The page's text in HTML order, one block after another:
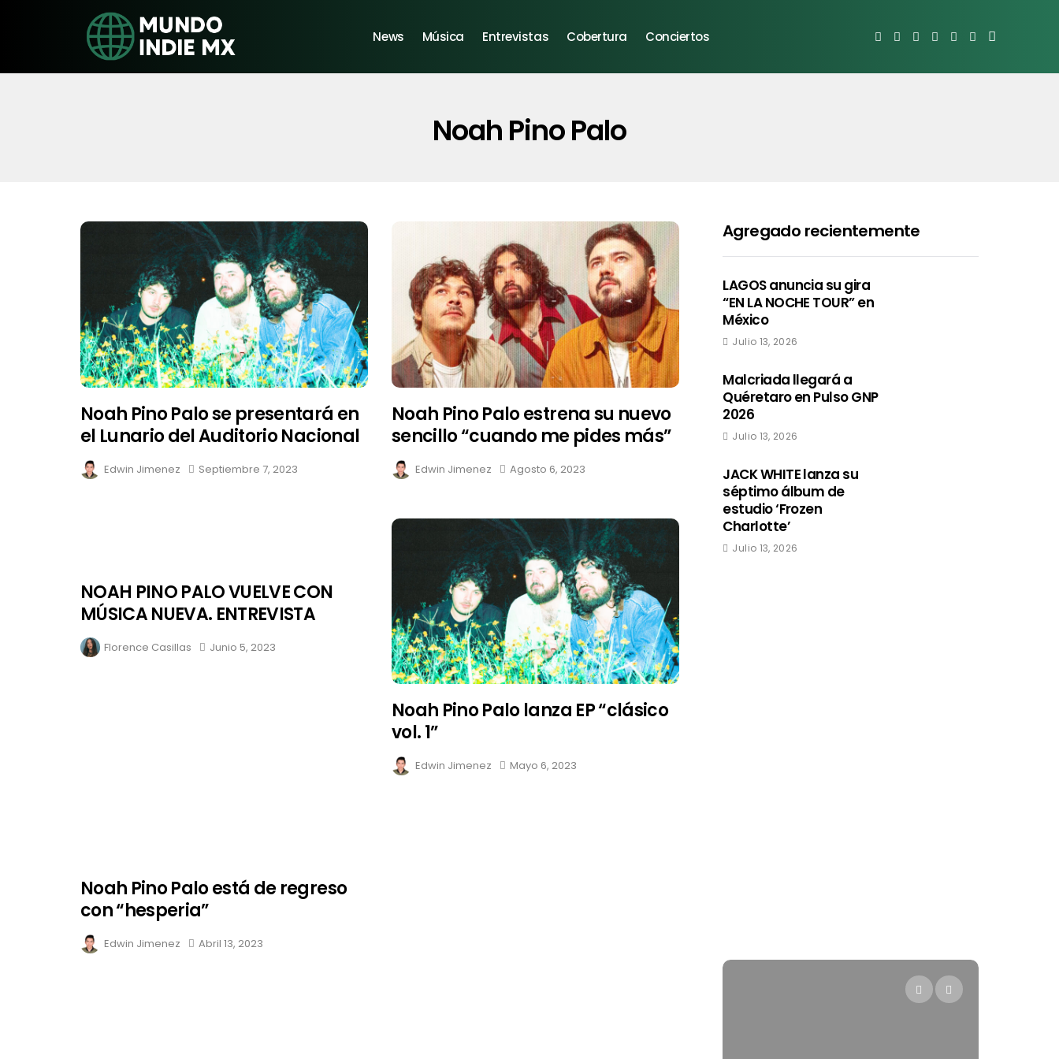
News Música Entrevistas Cobertura Conciertos
Noah Pino Palo
Noah Pino Palo se presentará en
el Lunario del Auditorio Nacional
Edwin Jimenez Septiembre 7, 2023
Noah Pino Palo estrena su nuevo
sencillo “cuando me pides más”
Edwin Jimenez Agosto 6, 2023
NOAH PINO PALO VUELVE CON
MÚSICA NUEVA. ENTREVISTA
Florence Casillas Junio 5, 2023
Noah Pino Palo lanza EP “clásico
vol. 1”
Edwin Jimenez Mayo 6, 2023
Noah Pino Palo está de regreso
con “hesperia”
Edwin Jimenez Abril 13, 2023
Agregado recientemente
LAGOS anuncia su gira
“EN LA NOCHE TOUR” en
México
Julio 13, 2026
Malcriada llegará a
Quéretaro en Pulso GNP
2026
Julio 13, 2026
JACK WHITE lanza su
séptimo álbum de
estudio ‘Frozen
Charlotte’
Julio 13, 2026